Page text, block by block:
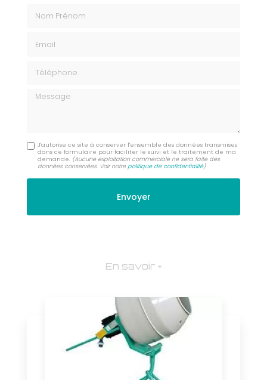
Message
J'autorise ce site à conserver l'ensemble des données transmises
dans ce formulaire pour faciliter le suivi et le traitement de ma
demande. (Aucune exploitation commerciale ne sera faite des
données conservées. Voir notrepolitique de confidentialité)
En savoir +